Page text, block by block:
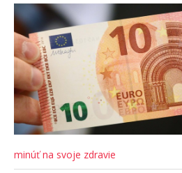
minúť na svoje zdravie